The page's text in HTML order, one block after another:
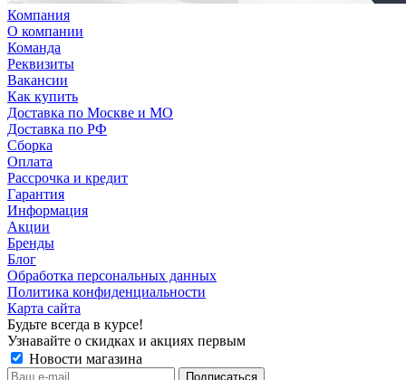
Компания
О компании
Команда
Реквизиты
Вакансии
Как купить
Доставка по Москве и МО
Доставка по РФ
Сборка
Оплата
Рассрочка и кредит
Гарантия
Информация
Акции
Бренды
Блог
Обработка персональных данных
Политика конфиденциальности
Карта сайта
Будьте всегда в курсе!
Узнавайте о скидках и акциях первым
Новости магазина